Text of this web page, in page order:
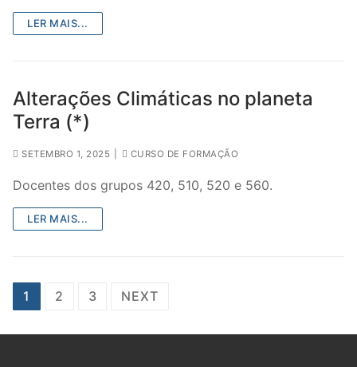
LER MAIS...
Alterações Climáticas no planeta
Terra (*)
SETEMBRO 1, 2025 CURSO DE FORMAÇÃO
Docentes dos grupos 420, 510, 520 e 560.
LER MAIS...
Paginação
1 2 3 NEXT